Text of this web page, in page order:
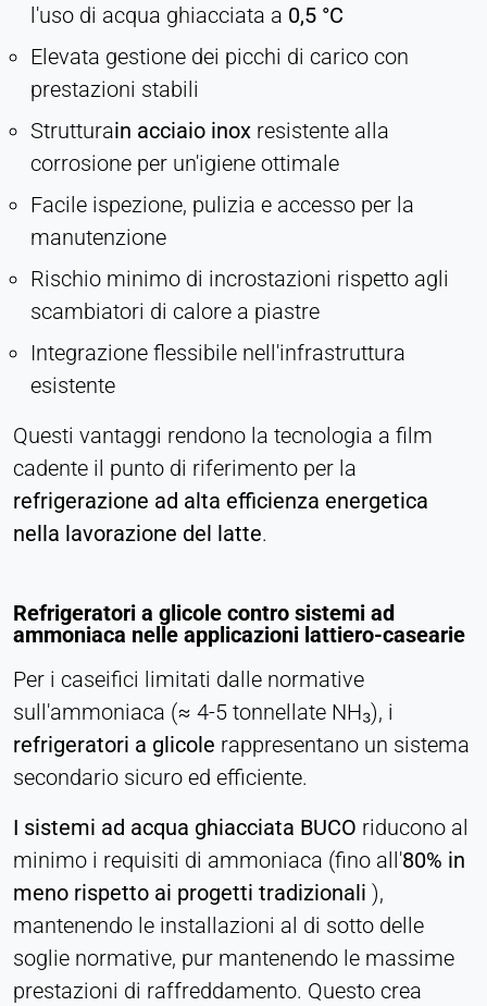
l'uso di acqua ghiacciata a 0,5 °C
Elevata gestione dei picchi di carico con
prestazioni stabili
Strutturain acciaio inox resistente alla
corrosione per un'igiene ottimale
Facile ispezione, pulizia e accesso per la
manutenzione
Rischio minimo di incrostazioni rispetto agli
scambiatori di calore a piastre
Integrazione flessibile nell'infrastruttura
esistente
Questi vantaggi rendono la tecnologia a film
cadente il punto di riferimento per la
refrigerazione ad alta efficienza energetica
nella lavorazione del latte.
Refrigeratori a glicole contro sistemi ad
ammoniaca nelle applicazioni lattiero-casearie
Per i caseifici limitati dalle normative
sull'ammoniaca (≈ 4-5 tonnellate NH₃), i
refrigeratori a glicole rappresentano un sistema
secondario sicuro ed efficiente.
I sistemi ad acqua ghiacciata BUCO riducono al
minimo i requisiti di ammoniaca (fino all'80% in
meno rispetto ai progetti tradizionali ),
mantenendo le installazioni al di sotto delle
soglie normative, pur mantenendo le massime
prestazioni di raffreddamento. Questo crea